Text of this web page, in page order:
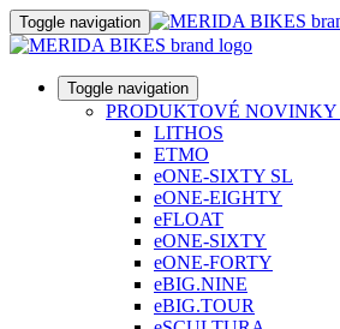
Toggle navigation
Toggle navigation
PRODUKTOVÉ
LITHOS
ETMO
eONE-SIXTY SL
eONE-EIGHTY
eFLOAT
eONE-SIXTY
eONE-FORTY
eBIG.NINE
eBIG.TOUR